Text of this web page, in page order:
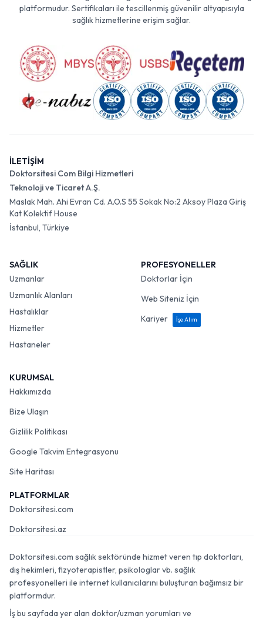
platformudur. Sertifikaları ile tescillenmiş güvenilir altyapısıyla
sağlık hizmetlerine erişim sağlar.
İLETİŞİM
Doktorsitesi Com Bilgi Hizmetleri
Teknoloji ve Ticaret A.Ş.
Maslak Mah. Ahi Evran Cd. A.O.S 55 Sokak No:2 Aksoy Plaza Giriş
Kat Kolektif House
İstanbul, Türkiye
SAĞLIK
Uzmanlar
Uzmanlık Alanları
Hastalıklar
Hizmetler
Hastaneler
PROFESYONELLER
Doktorlar İçin
Web Siteniz İçin
Kariyer
İşe Alım
KURUMSAL
Hakkımızda
Bize Ulaşın
Gizlilik Politikası
Google Takvim Entegrasyonu
Site Haritası
PLATFORMLAR
Doktorsitesi.com
Doktorsitesi.az
Doktorsitesi.com sağlık sektöründe hizmet veren tıp doktorları,
diş hekimleri, fizyoterapistler, psikologlar vb. sağlık
profesyonelleri ile internet kullanıcılarını buluşturan bağımsız bir
platformdur.
İş bu sayfada yer alan doktor/uzman yorumları ve